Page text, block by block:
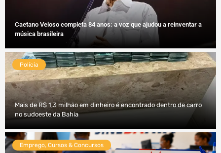
Caetano Veloso completa 84 anos: a voz que ajudou a reinventar a
música brasileira
Polícia
Mais de R$ 1,3 milhão em dinheiro é encontrado dentro de carro
no sudoeste da Bahia
Emprego, Cursos & Concursos